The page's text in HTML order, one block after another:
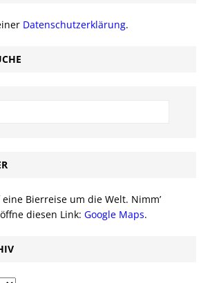
Datenschutzerklärung.
Bierreise um die Welt. Nimm’
diesen Link: Google Maps.